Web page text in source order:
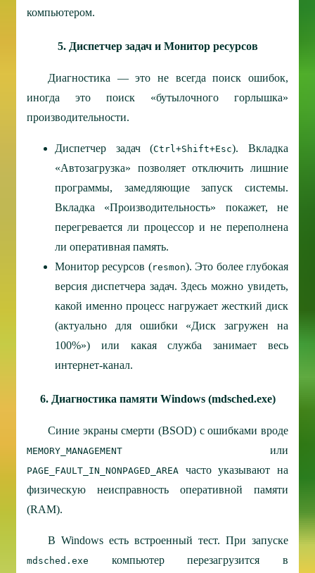
компьютером.
5. Диспетчер задач и Монитор ресурсов
Диагностика — это не всегда поиск ошибок,
иногда это поиск «бутылочного горлышка»
производительности.
Диспетчер задач (Ctrl+Shift+Esc).Вкладка
«Автозагрузка» позволяет отключить лишние
программы, замедляющие запуск системы.
Вкладка «Производительность» покажет, не
перегревается ли процессор и не переполнена
ли оперативная память.
Монитор ресурсов (resmon).Это более глубокая
версия диспетчера задач. Здесь можно увидеть,
какой именно процесс нагружает жесткий диск
(актуально для ошибки «Диск загружен на
100%») или какая служба занимает весь
интернет-канал.
6. Диагностика памяти Windows (mdsched.exe)
Синие экраны смерти (BSOD) с ошибками вроде
MEMORY_MANAGEMENT или
PAGE_FAULT_IN_NONPAGED_AREA часто указывают на
физическую неисправность оперативной памяти
(RAM).
В Windows есть встроенный тест. При запуске
mdsched.exe
компьютер перезагрузится в